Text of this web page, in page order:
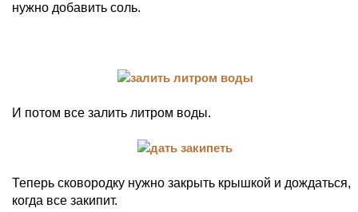
нужно добавить соль.
И потом все залить литром воды.
Теперь сковородку нужно закрыть крышкой и дождаться,
когда все закипит.